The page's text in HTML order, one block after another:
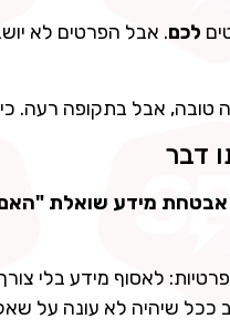
לכם. אבל הפרטים לא
אבל בתקופה רעה.
דבר
אבטחת מידע שואלת "האם
לאסוף מידע בלי
ככל שיהיה לא עונה על